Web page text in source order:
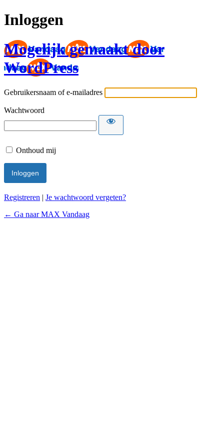
Inloggen
Mogelijk gemaakt door
WordPress
Gebruikersnaam of e-mailadres
Wachtwoord
Onthoud mij
Registreren | Je wachtwoord vergeten?
← Ga naar MAX Vandaag